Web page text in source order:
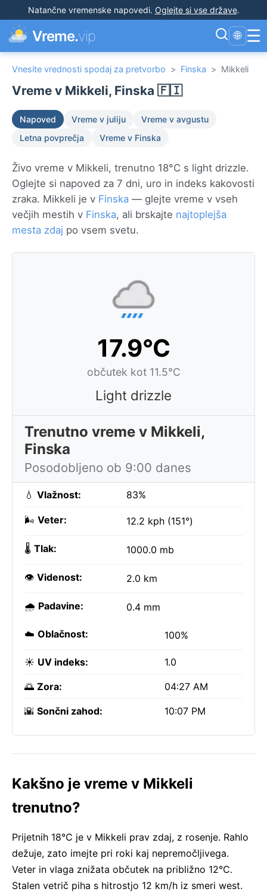
Natančne vremenske napovedi. Oglejte si vse države.
Vreme.vip 🌐 ☰
Vnesite vrednosti spodaj za pretvorbo > Finska > Mikkeli
Vreme v Mikkeli, Finska 🇫🇮
Napoved Vreme v juliju
Vreme v avgustu
Letna povprečja
Vreme v Finska
Živo vreme v Mikkeli, trenutno 18°C s light drizzle.
Oglejte si napoved za 7 dni, uro in indeks kakovosti
zraka. Mikkeli je v Finska — glejte vreme v vseh
večjih mestih v Finska, ali brskajte najtoplejša
mesta zdaj po vsem svetu.
17.9°C
občutek kot 11.5°C
Light drizzle
Trenutno vreme v Mikkeli,
Finska
Posodobljeno ob 9:00 danes
💧 Vlažnost: 83%
🌬️ Veter: 12.2 kph (151°)
🌡️ Tlak: 1000.0 mb
👁️ Videnost: 2.0 km
🌧️ Padavine: 0.4 mm
☁️ Oblačnost: 100%
☀️ UV indeks: 1.0
🌅 Zora: 04:27 AM
🌇 Sončni zahod: 10:07 PM
Kakšno je vreme v Mikkeli
trenutno?
Prijetnih 18°C je v Mikkeli prav zdaj, z rosenje. Rahlo
dežuje, zato imejte pri roki kaj nepremočljivega.
Veter in vlaga znižata občutek na približno 12°C.
Stalen vetrič piha s hitrostjo 12 km/h iz smeri west.